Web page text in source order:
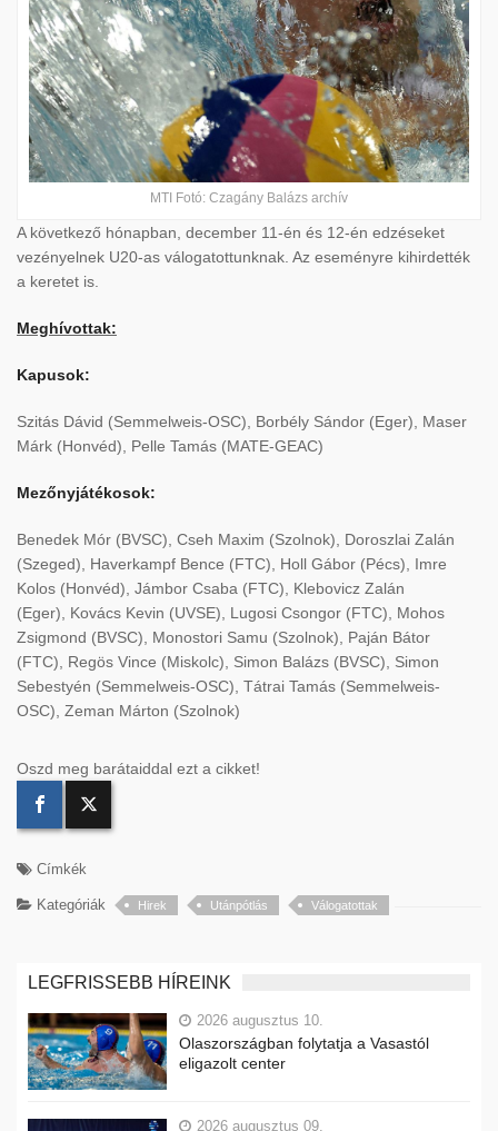
MTI Fotó: Czagány Balázs archív
A következő hónapban, december 11-én és 12-én edzéseket
vezényelnek U20-as válogatottunknak. Az eseményre kihirdették
a keretet is.
Meghívottak:
Kapusok:
Szitás Dávid (Semmelweis-OSC), Borbély Sándor (Eger), Maser
Márk (Honvéd), Pelle Tamás (MATE-GEAC)
Mezőnyjátékosok:
Benedek Mór (BVSC), Cseh Maxim (Szolnok), Doroszlai Zalán
(Szeged), Haverkampf Bence (FTC), Holl Gábor (Pécs), Imre
Kolos (Honvéd), Jámbor Csaba (FTC), Klebovicz Zalán
(Eger), Kovács Kevin (UVSE), Lugosi Csongor (FTC), Mohos
Zsigmond (BVSC), Monostori Samu (Szolnok), Paján Bátor
(FTC), Regös Vince (Miskolc), Simon Balázs (BVSC), Simon
Sebestyén (Semmelweis-OSC), Tátrai Tamás (Semmelweis-
OSC), Zeman Márton (Szolnok)
Oszd meg barátaiddal ezt a cikket!
Címkék
Kategóriák Hirek Utánpótlás Válogatottak
LEGFRISSEBB HÍREINK
2026 augusztus 10.
Olaszországban folytatja a Vasastól
eligazolt center
2026 augusztus 09.